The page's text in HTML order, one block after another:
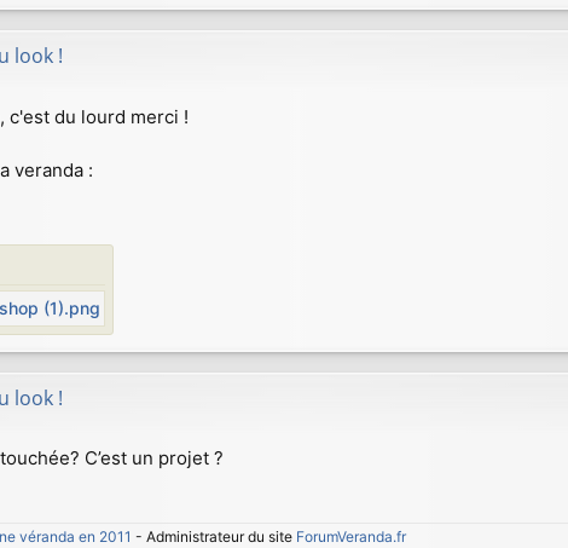
look !
c'est du lourd merci !
veranda :
look !
C’est un projet ?
véranda en 2011 - Administrateur du site ForumVeranda.fr